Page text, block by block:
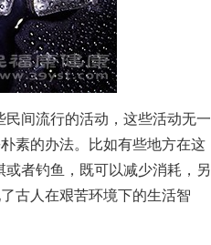
间流行的活动，这些活动无一
素的办法。比如有些地方在这
者钓鱼，既可以减少消耗，另
古人在艰苦环境下的生活智